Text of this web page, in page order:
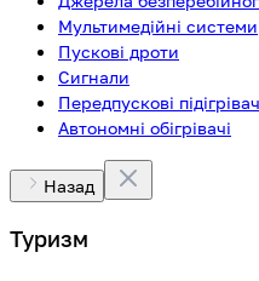
Мультимедійні системи
Пускові дроти
Сигнали
Передпускові
Автономні обігрівачі
Назад
Туризм